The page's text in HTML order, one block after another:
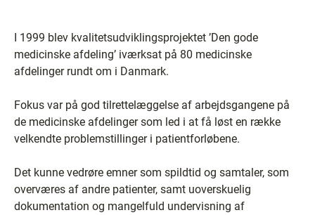
I 1999 blev kvalitetsudviklingsprojektet ’Den gode
medicinske afdeling’ iværksat på 80 medicinske
afdelinger rundt om i Danmark.
Fokus var på god tilrettelæggelse af arbejdsgangene på
de medicinske afdelinger som led i at få løst en række
velkendte problemstillinger i patientforløbene.
Det kunne vedrøre emner som spildtid og samtaler, som
overværes af andre patienter, samt uoverskuelig
dokumentation og mangelfuld undervisning af